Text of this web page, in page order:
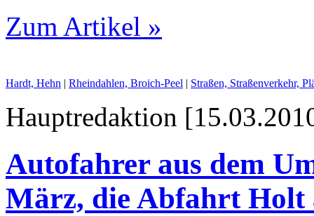
Zum Artikel »
Hardt, Hehn | Rheindahlen, Broich-Peel | Straßen, Straßenverkehr,
Hauptredaktion
Autofahrer aus dem
März, die Abfahrt Holt